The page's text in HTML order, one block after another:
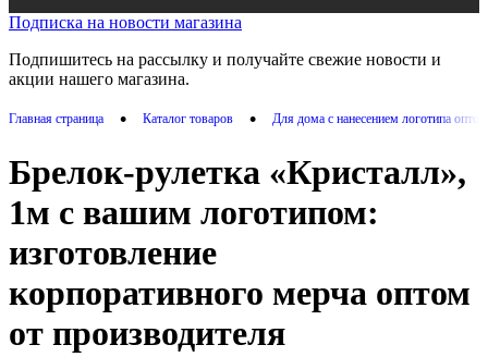
Подписка на новости магазина
Подпишитесь на рассылку и получайте свежие новости и
акции нашего магазина.
Главная страница • Каталог товаров • Для дома с нанесением логотипа
Брелок-рулетка «Кристалл»,
1м с вашим логотипом:
изготовление
корпоративного мерча оптом
от производителя